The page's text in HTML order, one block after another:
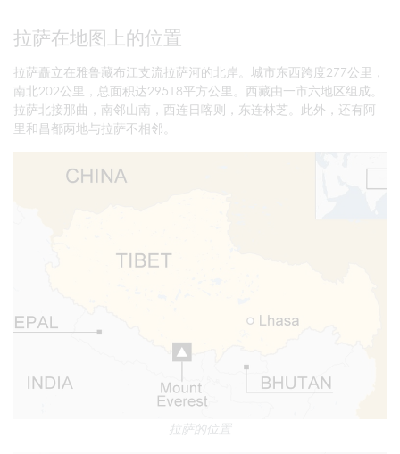
拉萨在地图上的位置
拉萨矗立在雅鲁藏布江支流拉萨河的北岸。城市东西跨度277公里，
南北202公里，总面积达29518平方公里。西藏由一市六地区组成。
拉萨北接那曲，南邻山南，西连日喀则，东连林芝。此外，还有阿
里和昌都两地与拉萨不相邻。
拉萨的位置